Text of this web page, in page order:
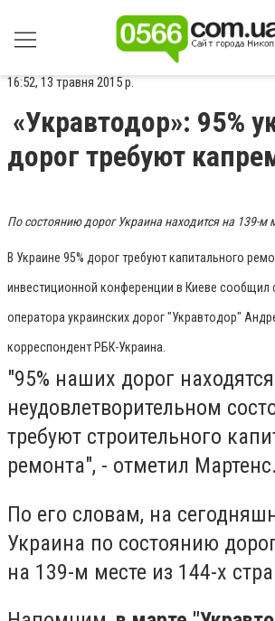
16:52, 13 травня 2015 р.
«Укравтодор»: 95%
дорог требуют
По состоянию дорог Украина находится на 139-м
В Украине 95% дорог требуют капитального
инвестиционной конференции в Киеве сообщил
оператора украинских дорог "Укравтодор"
корреспондент РБК-Украина.
"95% наших дорог
неудовлетворительном
требуют строительного
ремонта", - отметил Мартенс.
По его словам, на
Украина по состоянию
на 139-м месте из 144-х